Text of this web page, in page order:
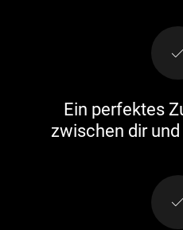
Ein perfektes
zwischen dir